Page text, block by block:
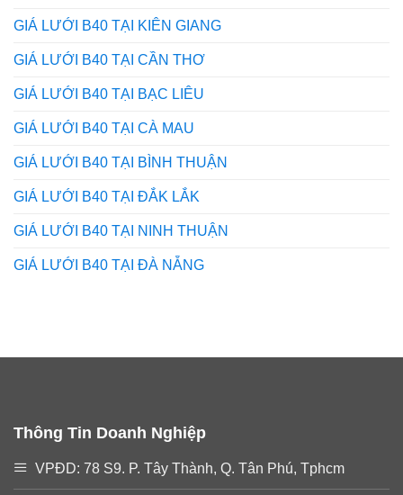
GIÁ LƯỚI B40 TẠI KIÊN GIANG
GIÁ LƯỚI B40 TẠI CẦN THƠ
GIÁ LƯỚI B40 TẠI BẠC LIÊU
GIÁ LƯỚI B40 TẠI CÀ MAU
GIÁ LƯỚI B40 TẠI BÌNH THUẬN
GIÁ LƯỚI B40 TẠI ĐẮK LẮK
GIÁ LƯỚI B40 TẠI NINH THUẬN
GIÁ LƯỚI B40 TẠI ĐÀ NẴNG
Thông Tin Doanh Nghiệp
VPĐD: 78 S9. P. Tây Thành, Q. Tân Phú, Tphcm